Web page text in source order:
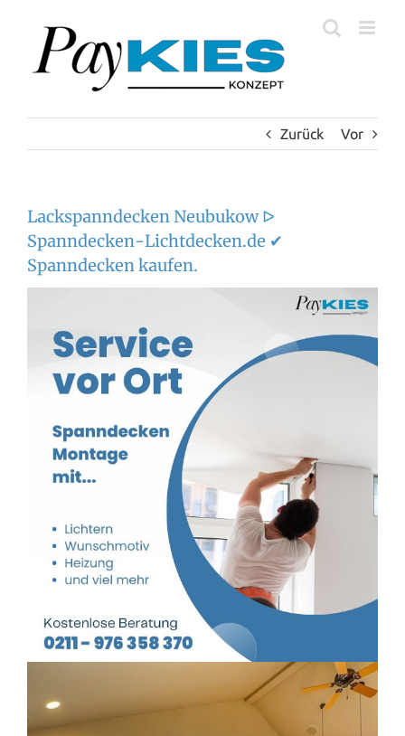
springen
Zurück Vor
Lackspanndecken Neubukow ᐅ
Spanndecken-Lichtdecken.de ✔
Spanndecken kaufen.